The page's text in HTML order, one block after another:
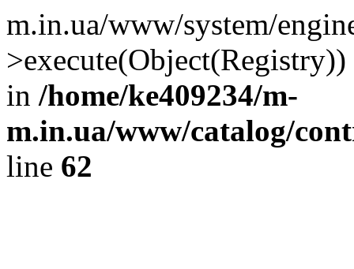
m.in.ua/www/system/
in /home/ke409234/m-
m.in.ua/www/catalog/
line 62